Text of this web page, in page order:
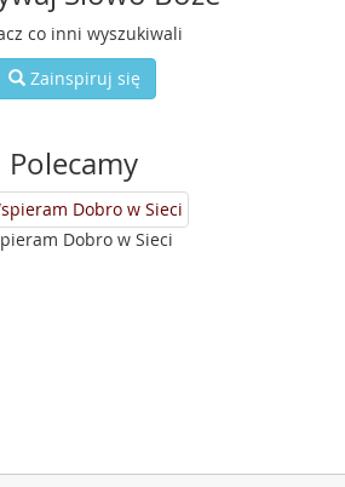
co inni wyszukiwali
Zainspiruj się
Polecamy
Dobro w Sieci